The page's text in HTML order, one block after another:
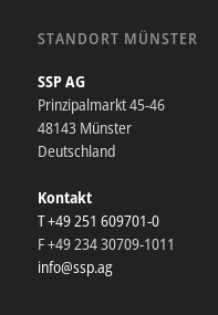
STANDORT MÜNSTER
SSP AG
Prinzipalmarkt 45-46
48143 Münster
Deutschland
Kontakt
T +49 251 609701-0
F +49 234 30709-1011
info@ssp.ag